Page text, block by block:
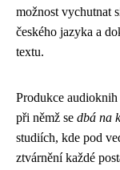
možnost vychutnat
českého jazyka a
textu.
Produkce
při němž se dbá na
studiích, kde pod
ztvárnění každé